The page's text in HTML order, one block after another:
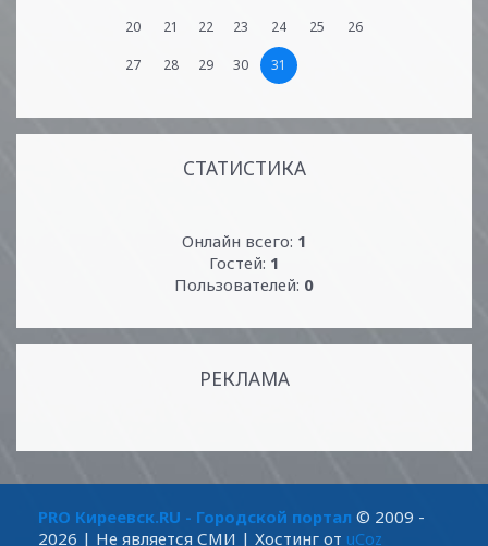
20 21 22 23 24 25 26
27 28 29 30 31
СТАТИСТИКА
Онлайн всего: 1
Гостей: 1
Пользователей: 0
РЕКЛАМА
PRO Киреевск.RU - Городской портал © 2009 -
2026 | Не является СМИ | Хостинг от uCoz